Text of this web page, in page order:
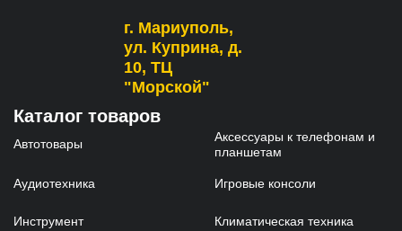
г. Мариуполь,
ул. Куприна, д.
10, ТЦ
"Морской"
Каталог товаров
Автотовары
Аксессуары к телефонам и
планшетам
Аудиотехника Игровые консоли
Инструмент Климатическая техника